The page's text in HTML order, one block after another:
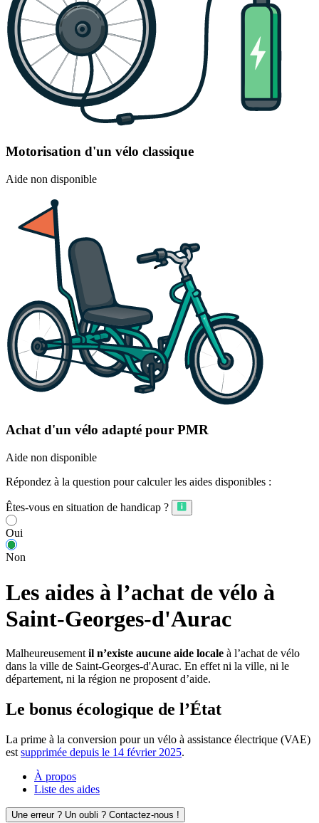
Motorisation d'un vélo classique
Aide non disponible
Achat d'un vélo adapté pour PMR
Aide non disponible
Répondez à la question pour calculer les aides disponibles :
Êtes-vous en situation de handicap ?
Oui
Non
Les aides à l’achat de vélo à
Saint-Georges-d'Aurac
Malheureusement il n’existe aucune aide locale à l’achat de vélo
dans la ville de Saint-Georges-d'Aurac. En effet ni la ville, ni le
département, ni la région ne proposent d’aide.
Le bonus écologique de l’État
La prime à la conversion pour un vélo à assistance électrique (VAE)
est supprimée depuis le 14 février 2025.
À propos
Liste des aides
Une erreur ? Un oubli ? Contactez-nous !